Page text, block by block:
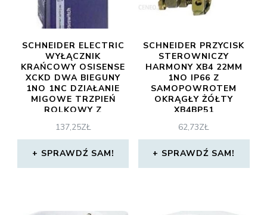
SCHNEIDER ELECTRIC
WYŁĄCZNIK
KRAŃCOWY OSISENSE
XCKD DWA BIEGUNY
1NO 1NC DZIAŁANIE
MIGOWE TRZPIEŃ
ROLKOWY Z
METAL IK06
XCKD2102G11
137,25ZŁ
SPRAWDŹ SAM!
SCHNEIDER PRZYCISK
STEROWNICZY
HARMONY XB4 22MM
1NO IP66 Z
SAMOPOWROTEM
OKRĄGŁY ŻÓŁTY
XB4BP51
62,73ZŁ
SPRAWDŹ SAM!